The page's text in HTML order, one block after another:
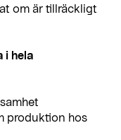
om är tillräckligt
i hela
produktion hos